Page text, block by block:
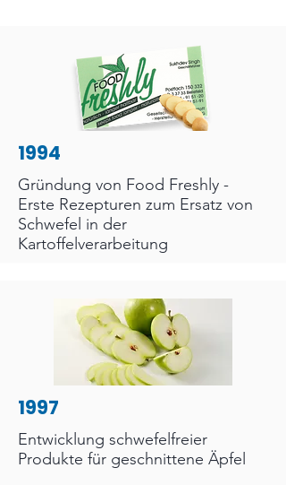
1994
Gründung von Food Freshly -
Erste Rezepturen zum Ersatz von
Schwefel in der
Kartoffelverarbeitung
1997
Entwicklung schwefelfreier
Produkte für geschnittene Äpfel